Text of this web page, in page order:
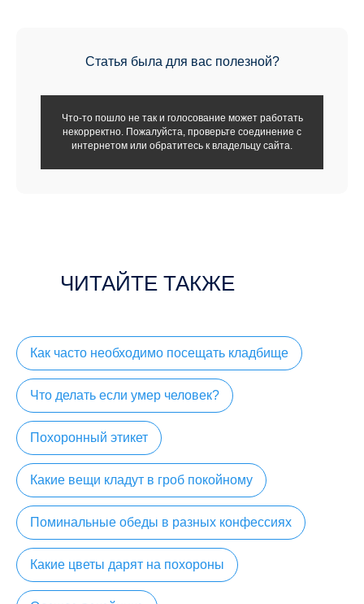
Статья была для вас полезной?
Что-то пошло не так и голосование может работать
некорректно. Пожалуйста, проверьте соединение с
интернетом или обратитесь к владельцу сайта.
ЧИТАЙТЕ ТАКЖЕ
Как часто необходимо посещать кладбище
Что делать если умер человек?
Похоронный этикет
Какие вещи кладут в гроб покойному
Поминальные обеды в разных конфессиях
Какие цветы дарят на похороны